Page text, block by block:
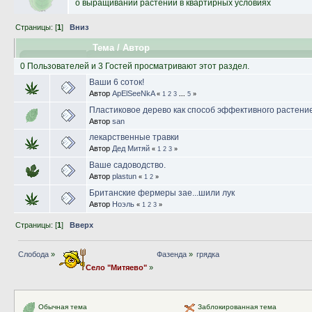
о выращивании растений в квартирных условиях
Страницы: [1]Вниз
Тема / Автор
0 Пользователей и 3 Гостей просматривают этот раздел.
Ваши 6 соток!
Автор ApElSeeNkA « 1 2 3 ... 5 »
Пластиковое дерево как способ эффективного
Автор san
лекарственные травки
Автор Дед Митяй « 1 2 3 »
Ваше садоводство.
Автор plastun « 1 2 »
Британские фермеры зае...шили лук
Автор Ноэль « 1 2 3 »
Страницы: [1]Вверх
Слобода »
Село "Митяево"»
Фазенда» грядка
Обычная тема Заблокированная тема